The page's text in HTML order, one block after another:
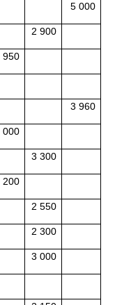
5 000
2 900
950
3 960
000
3 300
200
2 550
2 300
3 000